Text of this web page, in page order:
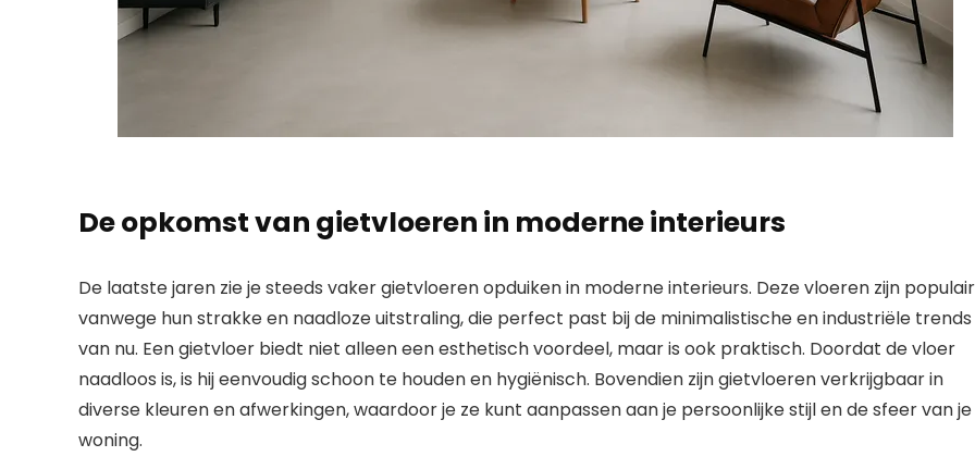
De opkomst van gietvloeren in moderne interieurs
De laatste jaren zie je steeds vaker gietvloeren opduiken in moderne interieurs. Deze vloeren zijn populair
vanwege hun strakke en naadloze uitstraling, die perfect past bij de minimalistische en industriële trends
van nu. Een gietvloer biedt niet alleen een esthetisch voordeel, maar is ook praktisch. Doordat de vloer
naadloos is, is hij eenvoudig schoon te houden en hygiënisch. Bovendien zijn gietvloeren verkrijgbaar in
diverse kleuren en afwerkingen, waardoor je ze kunt aanpassen aan je persoonlijke stijl en de sfeer van je
woning.